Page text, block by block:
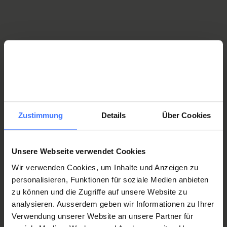
Zustimmung Details Über Cookies
Unsere Webseite verwendet Cookies
Wir verwenden Cookies, um Inhalte und Anzeigen zu
personalisieren, Funktionen für soziale Medien anbieten
zu können und die Zugriffe auf unsere Website zu
analysieren. Ausserdem geben wir Informationen zu Ihrer
Verwendung unserer Website an unsere Partner für
Altri temi che potrebbero interessarvi
Attrezzature sportive
Produzioni su misura